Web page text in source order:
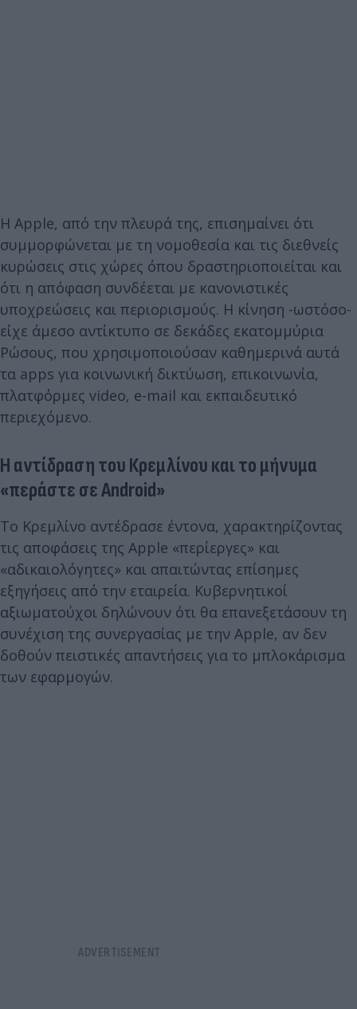
Η Apple, από την πλευρά της, επισημαίνει ότι
συμμορφώνεται με τη νομοθεσία και τις διεθνείς
κυρώσεις στις χώρες όπου δραστηριοποιείται και
ότι η απόφαση συνδέεται με κανονιστικές
υποχρεώσεις και περιορισμούς. Η κίνηση -ωστόσο-
είχε άμεσο αντίκτυπο σε δεκάδες εκατομμύρια
Ρώσους, που χρησιμοποιούσαν καθημερινά αυτά
τα apps για κοινωνική δικτύωση, επικοινωνία,
πλατφόρμες video, e-mail και εκπαιδευτικό
περιεχόμενο.
Η αντίδραση του Κρεμλίνου και το μήνυμα
«περάστε σε Android»
Το Κρεμλίνο αντέδρασε έντονα, χαρακτηρίζοντας
τις αποφάσεις της Apple «περίεργες» και
«αδικαιολόγητες» και απαιτώντας επίσημες
εξηγήσεις από την εταιρεία. Κυβερνητικοί
αξιωματούχοι δηλώνουν ότι θα επανεξετάσουν τη
συνέχιση της συνεργασίας με την Apple, αν δεν
δοθούν πειστικές απαντήσεις για το μπλοκάρισμα
των εφαρμογών.